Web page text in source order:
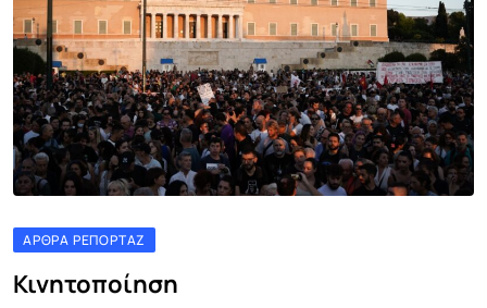
ΆΡΘΡΑ ΡΕΠΟΡΤΆΖ
Κινητοποίηση